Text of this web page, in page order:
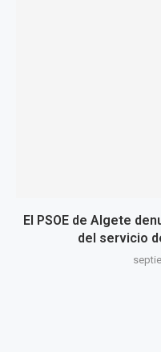
El PSOE de Algete
del servicio